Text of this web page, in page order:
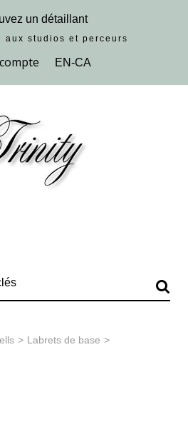
un détaillant
aux studios et perceurs
> Labrets de base >